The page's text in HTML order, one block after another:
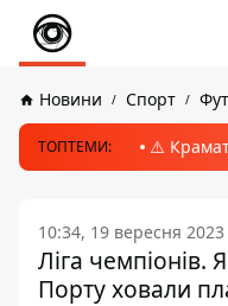
Новини Спорт
ТОПТЕМИ: ⚠️
10:34, 19 вересня 2023
Ліга чемпіонів.
Порту ховали